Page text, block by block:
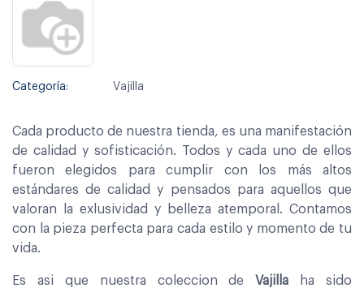
Categoría: Vajilla
Cada producto de nuestra tienda, es una manifestación
de calidad y sofisticación. Todos y cada uno de ellos
fueron elegidos para cumplir con los más altos
estándares de calidad y pensados para aquellos que
valoran la exlusividad y belleza atemporal. Contamos
con la pieza perfecta para cada estilo y momento de tu
vida.
Es asi que nuestra coleccion deVajilla ha sido